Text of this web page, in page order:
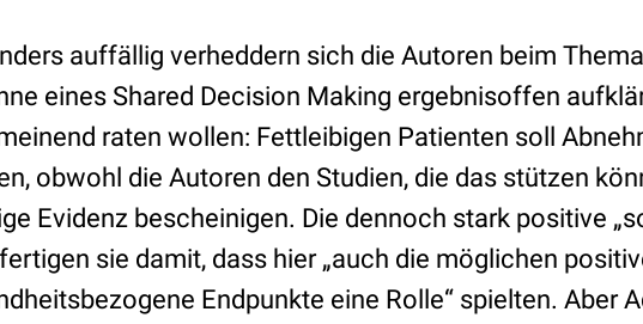
auffällig verheddern sich die Autoren beim
eines Shared Decision Making ergebnisoffen
raten wollen: Fettleibigen Patienten soll
obwohl die Autoren den Studien, die das stützen
Evidenz bescheinigen. Die dennoch stark positive
sie damit, dass hier „auch die möglichen
Endpunkte eine Rolle“ spielten. Aber